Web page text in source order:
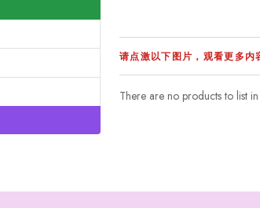
请点激以下图片，观看更多内
There are no products to list